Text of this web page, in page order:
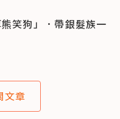
笑狗」．帶銀髮族一
文章